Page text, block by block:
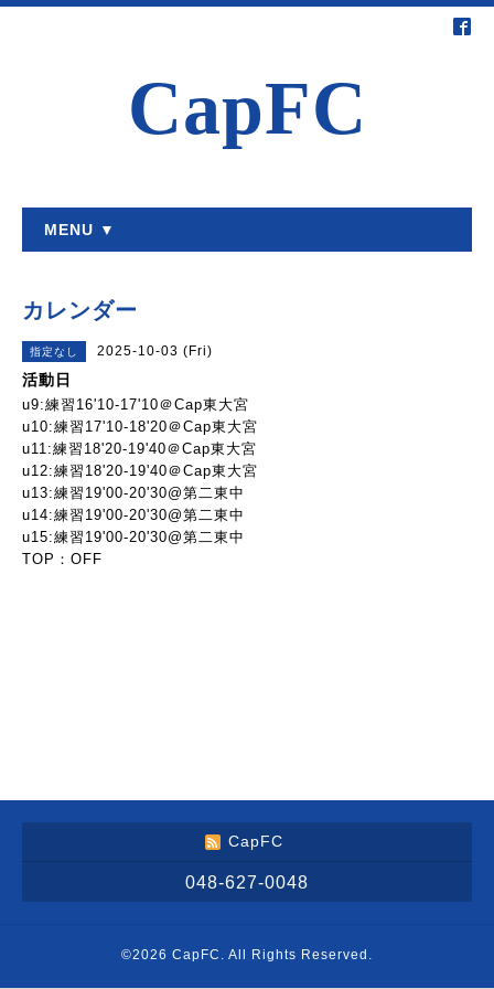
CapFC
MENU ▼
カレンダー
指定なし 2025-10-03 (Fri)
活動日
u9:練習16'10-17'10＠Cap東大宮
u10:練習17'10-18'20＠Cap東大宮
u11:練習18'20-19'40＠Cap東大宮
u12:練習18'20-19'40＠Cap東大宮
u13:練習19'00-20'30@第二東中
u14:練習19'00-20'30@第二東中
u15:練習19'00-20'30@第二東中
TOP：OFF
CapFC
048-627-0048
©2026 CapFC . All Rights Reserved.